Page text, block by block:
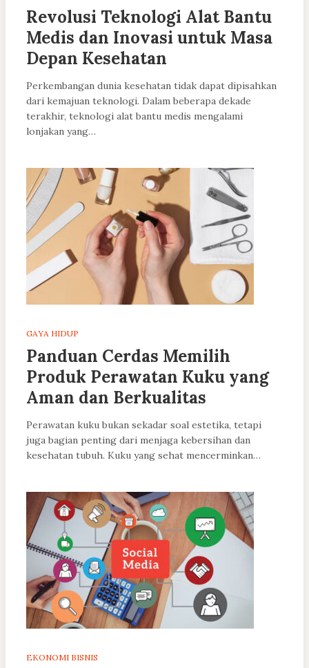
Revolusi Teknologi Alat Bantu
Medis dan Inovasi untuk Masa
Depan Kesehatan
Perkembangan dunia kesehatan tidak dapat dipisahkan
dari kemajuan teknologi. Dalam beberapa dekade
terakhir, teknologi alat bantu medis mengalami
lonjakan yang…
GAYA HIDUP
Panduan Cerdas Memilih
Produk Perawatan Kuku yang
Aman dan Berkualitas
Perawatan kuku bukan sekadar soal estetika, tetapi
juga bagian penting dari menjaga kebersihan dan
kesehatan tubuh. Kuku yang sehat mencerminkan…
EKONOMI BISNIS